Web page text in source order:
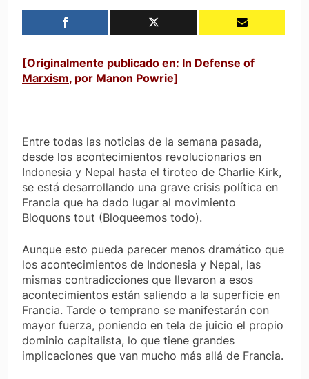
[Originalmente publicado en: In Defense of
Marxism, por Manon Powrie]
Entre todas las noticias de la semana pasada,
desde los acontecimientos revolucionarios en
Indonesia y Nepal hasta el tiroteo de Charlie Kirk,
se está desarrollando una grave crisis política en
Francia que ha dado lugar al movimiento
Bloquons tout (Bloqueemos todo).
Aunque esto pueda parecer menos dramático que
los acontecimientos de Indonesia y Nepal, las
mismas contradicciones que llevaron a esos
acontecimientos están saliendo a la superficie en
Francia. Tarde o temprano se manifestarán con
mayor fuerza, poniendo en tela de juicio el propio
dominio capitalista, lo que tiene grandes
implicaciones que van mucho más allá de Francia.